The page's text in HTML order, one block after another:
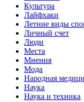
Культура
Лайфхаки
Летние виды
Личный счет
Люди
Места
Мнения
Мода
Народная
Наука
Наука и техника